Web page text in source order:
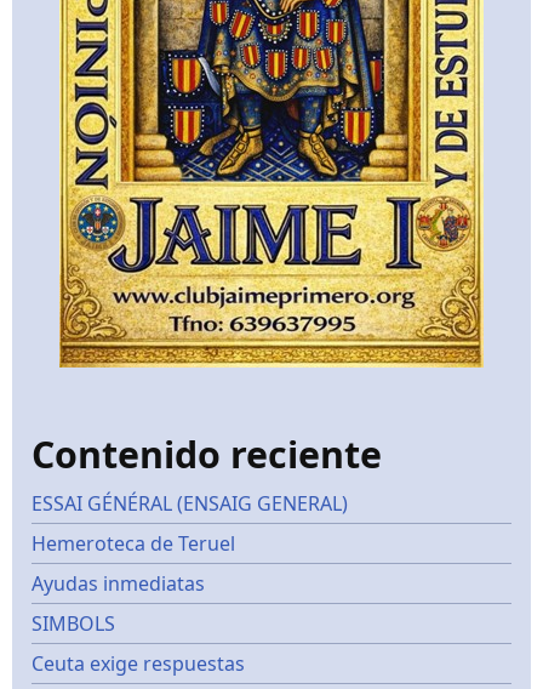
Contenido reciente
ESSAI GÉNÉRAL (ENSAIG GENERAL)
Hemeroteca de Teruel
Ayudas inmediatas
SIMBOLS
Ceuta exige respuestas